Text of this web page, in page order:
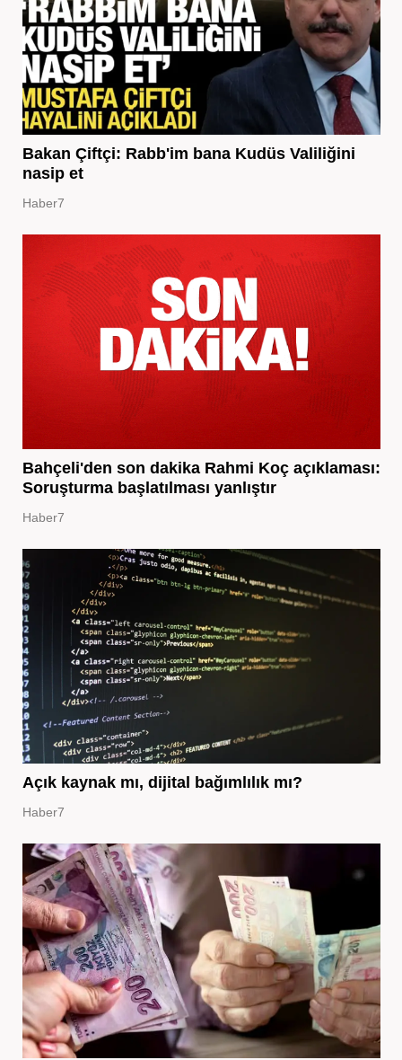
Bakan Çiftçi: Rabb'im bana Kudüs Valiliğini
nasip et
Haber7
Bahçeli'den son dakika Rahmi Koç açıklaması:
Soruşturma başlatılması yanlıştır
Haber7
Açık kaynak mı, dijital bağımlılık mı?
Haber7